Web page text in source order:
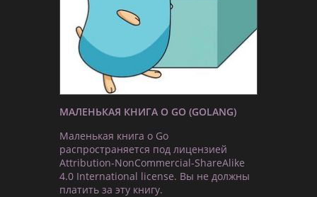
МАЛЕНЬКАЯ КНИГА О GO (GOLANG)
Маленькая книга о Go
распространяется под лицензией
Attribution-NonCommercial-ShareAlike
4.0 International license. Вы не должны
платить за эту книгу.